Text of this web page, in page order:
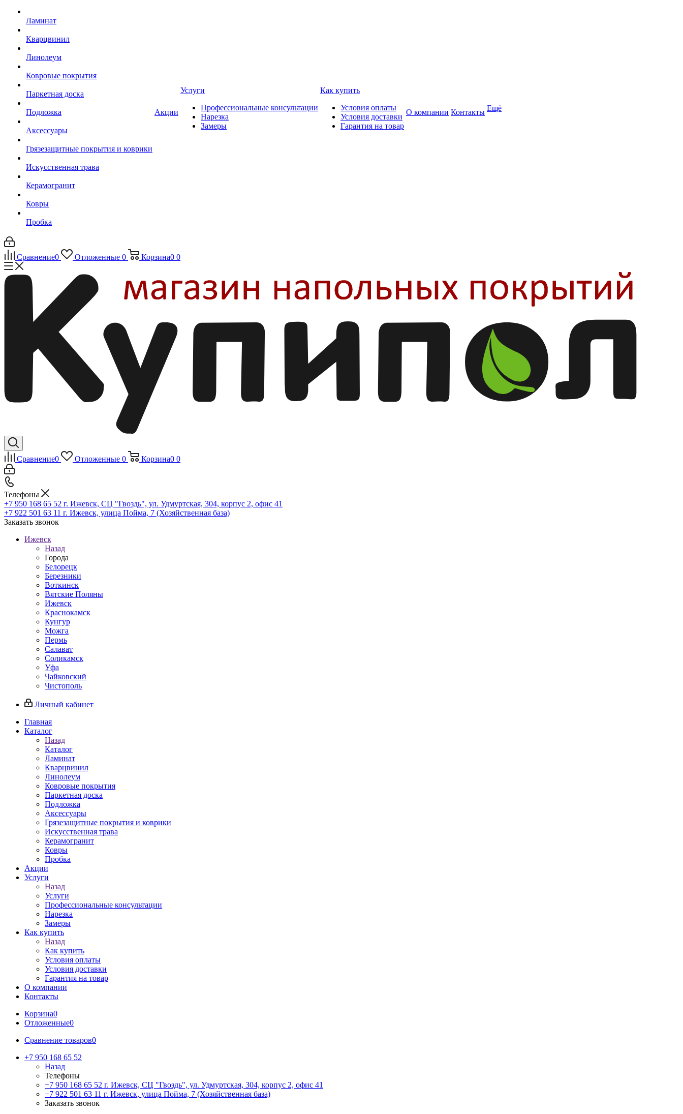
Ламинат
Кварцвинил
Линолеум
Ковровые покрытия
Паркетная доска
Подложка
Аксессуары
Грязезащитные покрытия и коврики
Искусственная трава
Керамогранит
Ковры
Пробка
Акции
Услуги
Профессиональные консультации
Нарезка
Замеры
Как купить
Условия оплаты
Условия доставки
Гарантия на товар
О компании Контакты Ещё
Сравнение0 Отложенные 0 Корзина0 0
Сравнение0 Отложенные 0 Корзина0 0
Телефоны
+7 950 168 65 52 г. Ижевск, СЦ "Гвоздь", ул. Удмуртская, 304, корпус 2, офис 41
+7 922 501 63 11 г. Ижевск, улица Пойма, 7 (Хозяйственная база)
Заказать звонок
Ижевск
Назад
Города
Белорецк
Березники
Воткинск
Вятские Поляны
Ижевск
Краснокамск
Кунгур
Можга
Пермь
Салават
Соликамск
Уфа
Чайковский
Чистополь
Личный кабинет
Главная
Каталог
Назад
Каталог
Ламинат
Кварцвинил
Линолеум
Ковровые покрытия
Паркетная доска
Подложка
Аксессуары
Грязезащитные покрытия и коврики
Искусственная трава
Керамогранит
Ковры
Пробка
Акции
Услуги
Назад
Услуги
Профессиональные консультации
Нарезка
Замеры
Как купить
Назад
Как купить
Условия оплаты
Условия доставки
Гарантия на товар
О компании
Контакты
Корзина0
Отложенные0
Сравнение товаров0
+7 950 168 65 52
Назад
Телефоны
+7 950 168 65 52 г. Ижевск, СЦ "Гвоздь", ул. Удмуртская, 304, корпус 2, офис 41
+7 922 501 63 11 г. Ижевск, улица Пойма, 7 (Хозяйственная база)
Заказать звонок